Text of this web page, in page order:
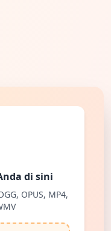
di sini
OPUS, MP4,